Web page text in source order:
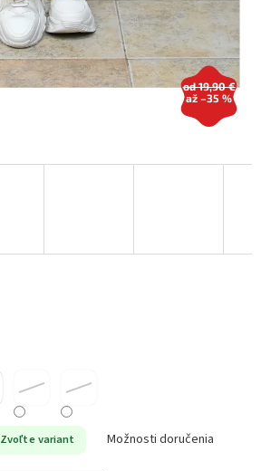
od 19,90 €
až –35 %
Zvoľte variant Možnosti doručenia